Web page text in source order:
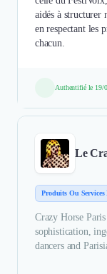
aidés à structurer
en respectant les
chacun.
Authentifié le 19/
Le
Produits Ou Services
Crazy Horse
sophistication,
dancers and